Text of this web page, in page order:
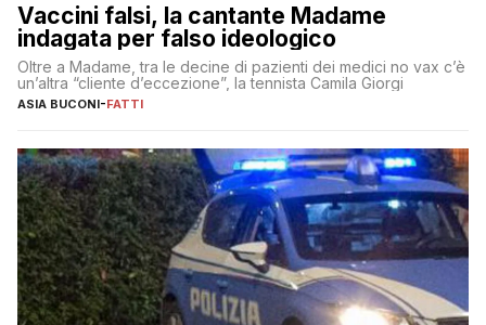
Vaccini falsi, la cantante Madame
indagata per falso ideologico
Oltre a Madame, tra le decine di pazienti dei medici no vax c’è
un’altra “cliente d’eccezione”, la tennista Camila Giorgi
ASIA BUCONI-FATTI